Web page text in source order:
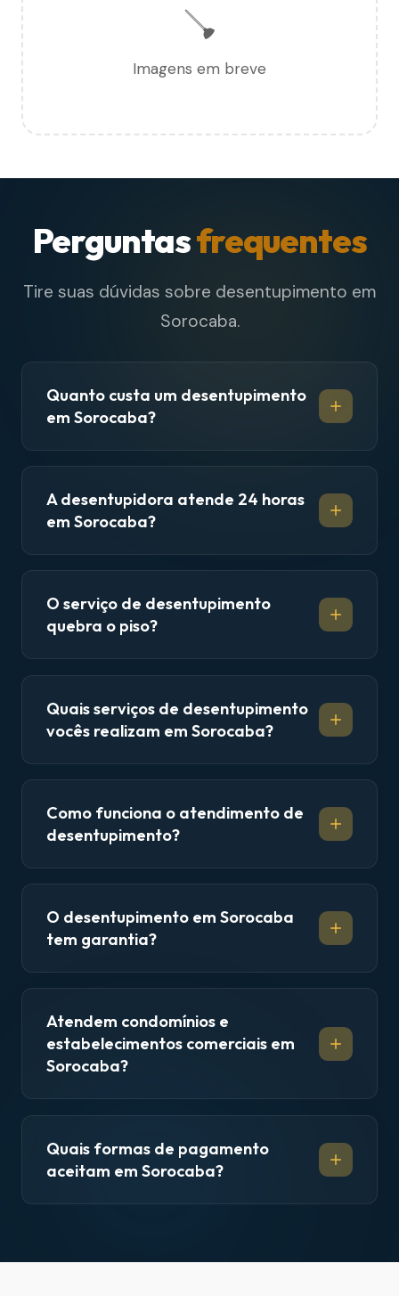
🪠
Imagens em breve
Perguntasfrequentes
Tire suas dúvidas sobre desentupimento em
Sorocaba.
Quanto custa um desentupimento
em Sorocaba?
A desentupidora atende 24 horas
em Sorocaba?
O serviço de desentupimento
quebra o piso?
Quais serviços de desentupimento
vocês realizam em Sorocaba?
Como funciona o atendimento de
desentupimento?
O desentupimento em Sorocaba
tem garantia?
Atendem condomínios e
estabelecimentos comerciais em
Sorocaba?
Quais formas de pagamento
aceitam em Sorocaba?